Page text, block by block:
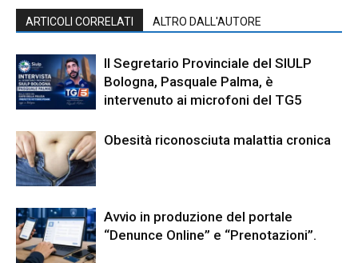
ARTICOLI CORRELATI ALTRO DALL'AUTORE
Il Segretario Provinciale del SIULP
Bologna, Pasquale Palma, è
intervenuto ai microfoni del TG5
Obesità riconosciuta malattia cronica
Avvio in produzione del portale
“Denunce Online” e “Prenotazioni”.